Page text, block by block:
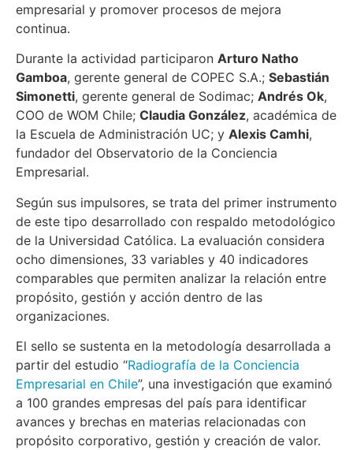
empresarial y promover procesos de mejora
continua.
Durante la actividad participaron Arturo Natho
Gamboa, gerente general de COPEC S.A.; Sebastián
Simonetti, gerente general de Sodimac; Andrés Ok,
COO de WOM Chile; Claudia González, académica de
la Escuela de Administración UC; y Alexis Camhi,
fundador del Observatorio de la Conciencia
Empresarial.
Según sus impulsores, se trata del primer instrumento
de este tipo desarrollado con respaldo metodológico
de la Universidad Católica. La evaluación considera
ocho dimensiones, 33 variables y 40 indicadores
comparables que permiten analizar la relación entre
propósito, gestión y acción dentro de las
organizaciones.
El sello se sustenta en la metodología desarrollada a
partir del estudio “Radiografía de la Conciencia
Empresarial en Chile”, una investigación que examinó
a 100 grandes empresas del país para identificar
avances y brechas en materias relacionadas con
propósito corporativo, gestión y creación de valor.